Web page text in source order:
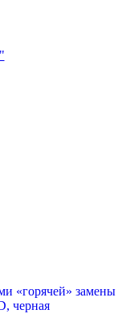
«горячей» замены
черная